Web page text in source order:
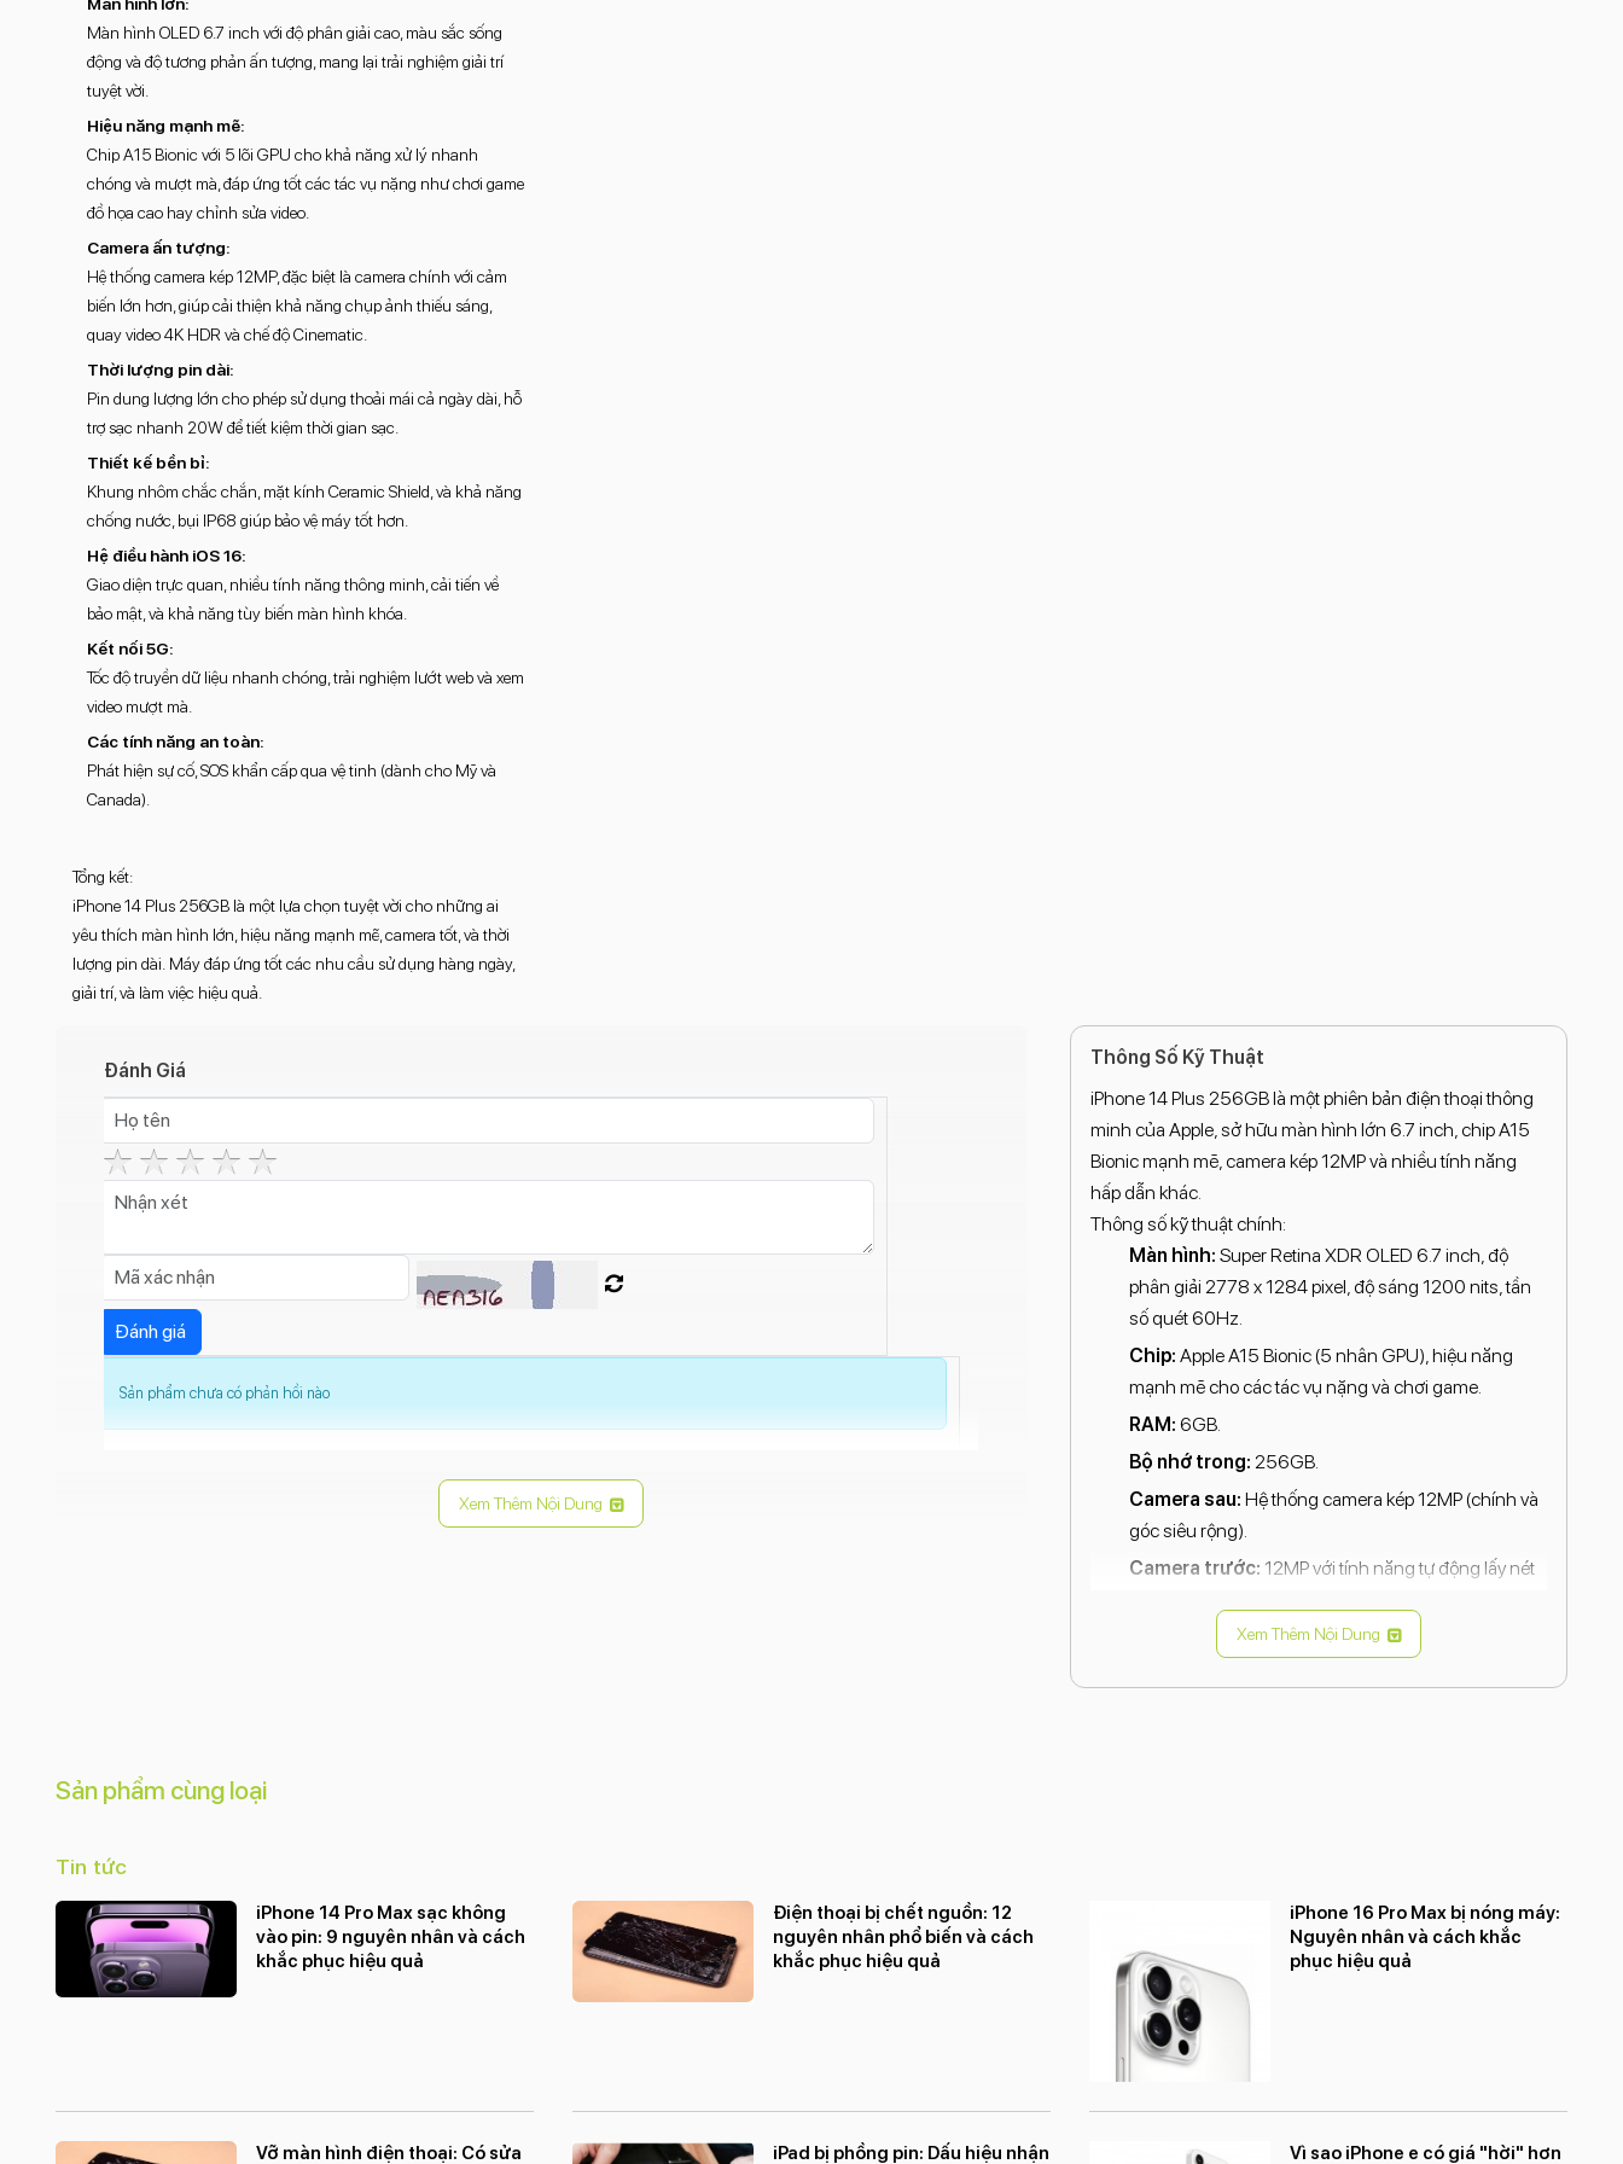
Màn hình OLED 6.7 inch với độ phân giải cao, màu sắc sống
động và độ tương phản ấn tượng, mang lại trải nghiệm giải trí
tuyệt vời.
Hiệu năng mạnh mẽ:
Chip A15 Bionic với 5 lõi GPU cho khả năng xử lý nhanh
chóng và mượt mà, đáp ứng tốt các tác vụ nặng như chơi game
đồ họa cao hay chỉnh sửa video.
Camera ấn tượng:
Hệ thống camera kép 12MP, đặc biệt là camera chính với cảm
biến lớn hơn, giúp cải thiện khả năng chụp ảnh thiếu sáng,
quay video 4K HDR và chế độ Cinematic.
Thời lượng pin dài:
Pin dung lượng lớn cho phép sử dụng thoải mái cả ngày dài, hỗ
trợ sạc nhanh 20W để tiết kiệm thời gian sạc.
Thiết kế bền bỉ:
Khung nhôm chắc chắn, mặt kính Ceramic Shield, và khả năng
chống nước, bụi IP68 giúp bảo vệ máy tốt hơn.
Hệ điều hành iOS 16:
Giao diện trực quan, nhiều tính năng thông minh, cải tiến về
bảo mật, và khả năng tùy biến màn hình khóa.
Kết nối 5G:
Tốc độ truyền dữ liệu nhanh chóng, trải nghiệm lướt web và xem
video mượt mà.
Các tính năng an toàn:
Phát hiện sự cố, SOS khẩn cấp qua vệ tinh (dành cho Mỹ và
Canada).
Tổng kết:
iPhone 14 Plus 256GB là một lựa chọn tuyệt vời cho những ai
yêu thích màn hình lớn, hiệu năng mạnh mẽ, camera tốt, và thời
lượng pin dài. Máy đáp ứng tốt các nhu cầu sử dụng hàng ngày,
giải trí, và làm việc hiệu quả.
Đánh Giá
Sản phẩm chưa có phản hồi nào
Xem Thêm Nội Dung
Thông Số Kỹ Thuật
iPhone 14 Plus 256GB là một phiên bản điện thoại thông
minh của Apple, sở hữu màn hình lớn 6.7 inch, chip A15
Bionic mạnh mẽ, camera kép 12MP và nhiều tính năng
hấp dẫn khác.
Thông số kỹ thuật chính:
Màn hình: Super Retina XDR OLED 6.7 inch, độ
phân giải 2778 x 1284 pixel, độ sáng 1200 nits, tần
số quét 60Hz.
Chip: Apple A15 Bionic (5 nhân GPU), hiệu năng
mạnh mẽ cho các tác vụ nặng và chơi game.
RAM: 6GB.
Bộ nhớ trong: 256GB.
Camera sau: Hệ thống camera kép 12MP (chính và
góc siêu rộng).
Camera trước: 12MP với tính năng tự động lấy nét
Thời lượng pin được cải thiện, cho phép phát
nhiều màu sắc lựa chọn.
Điểm nổi bật:
Màn hình lớn:
mái hơn.
Xem Thêm Nội Dung
Sản phẩm cùng loại
Tin tức
iPhone 14 Pro Max sạc không
vào pin: 9 nguyên nhân và cách
khắc phục hiệu quả
Điện thoại bị chết nguồn: 12
nguyên nhân phổ biến và cách
khắc phục hiệu quả
iPhone 16 Pro Max bị nóng máy:
Nguyên nhân và cách khắc
phục hiệu quả
Vỡ màn hình điện thoại: Có sửa
iPad bị phồng pin: Dấu hiệu nhận
Vì sao iPhone e có giá "hời" hơn